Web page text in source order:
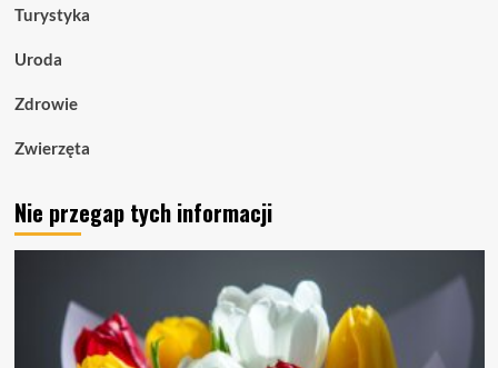
Turystyka
Uroda
Zdrowie
Zwierzęta
Nie przegap tych informacji